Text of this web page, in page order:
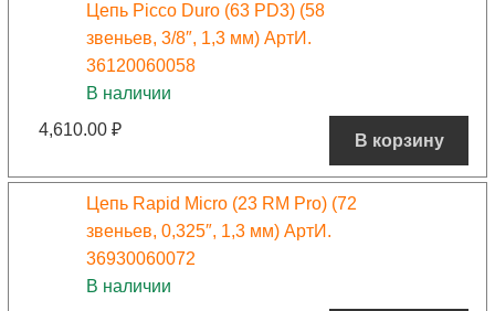
Цепь Picco Duro (63 PD3) (58
звеньев, 3/8″, 1,3 мм) АртИ.
36120060058
В наличии
4,610.00 ₽
В корзину
Цепь Rapid Micro (23 RM Pro) (72
звеньев, 0,325″, 1,3 мм) АртИ.
36930060072
В наличии